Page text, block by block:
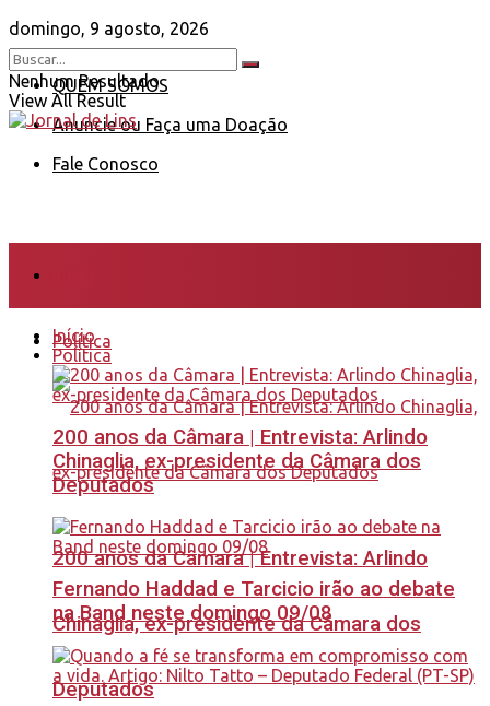
domingo, 9 agosto, 2026
QUEM SOMOS
Anuncie ou Faça uma Doação
Fale Conosco
Nenhum Resultado
View All Result
Política
200 anos da Câmara | Entrevista: Arlindo
Chinaglia, ex-presidente da Câmara dos
Deputados
Início
Política
200 anos da Câmara | Entrevista: Arlindo
Chinaglia, ex-presidente da Câmara dos
Deputados
Fernando Haddad e Tarcicio irão ao debate
na Band neste domingo 09/08